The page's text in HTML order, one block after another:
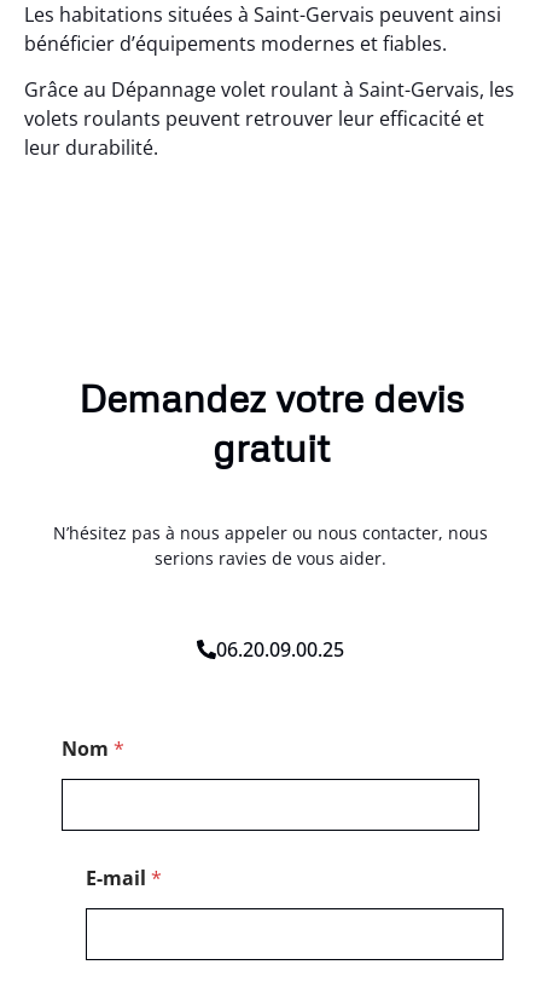
Les habitations situées à Saint-Gervais peuvent ainsi
bénéficier d’équipements modernes et fiables.
Grâce au Dépannage volet roulant à Saint-Gervais, les
volets roulants peuvent retrouver leur efficacité et
leur durabilité.
Demandez votre devis
gratuit
N’hésitez pas à nous appeler ou nous contacter, nous
serions ravies de vous aider.
06.20.09.00.25
Nom *
E-mail *